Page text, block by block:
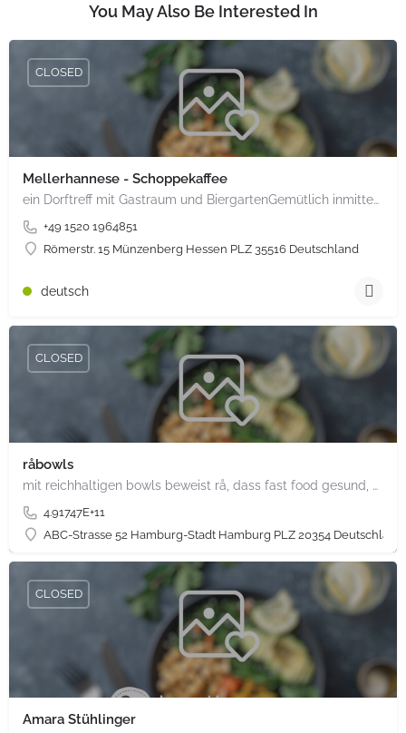
You May Also Be Interested In
Mellerhannese - Schoppekaffee
ein Dorftreff mit Gastraum und BiergartenGemütlich inmitten unserem idyllischen Trais Münzenberg, entlang…
+49 1520 1964851
Römerstr. 15 Münzenberg Hessen PLZ 35516 Deutschland
CLOSED
deutsch
råbowls
mit reichhaltigen bowls beweist rå, dass fast food gesund, nachhaltig und hundertprozentig vegan sein kann.…
4.91747E+11
ABC-Strasse 52 Hamburg-Stadt Hamburg PLZ 20354 Deutschland
CLOSED
Amara Stühlinger
CLOSED